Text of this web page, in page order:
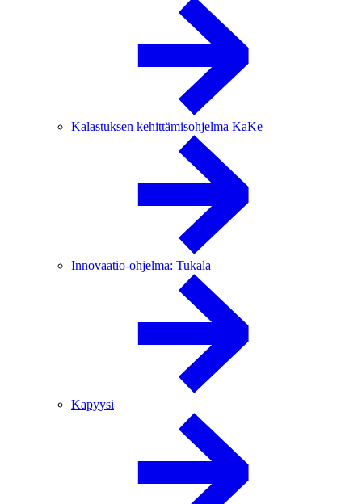
Kalastuksen kehittämisohjelma KaKe
Innovaatio-ohjelma: Tukala
Kapyysi